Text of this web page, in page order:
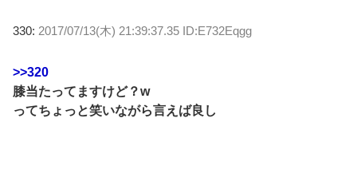
330: 2017/07/13(木) 21:39:37.35 ID:E732Eqgg
>>320
膝当たってますけど？w
ってちょっと笑いながら言えば良し